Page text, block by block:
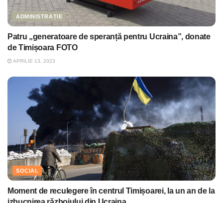
ADMINISTRAȚIE
Patru „generatoare de speranță pentru Ucraina”, donate
de Timișoara FOTO
APRILIE 13, 2023
SOCIAL
Moment de reculegere în centrul Timișoarei, la un an de la